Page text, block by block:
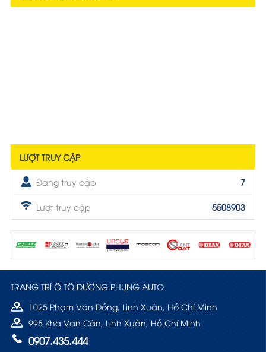
LƯỢT TRUY CẬP
Đang truy cập 7
Lượt truy cập 5508903
TRANG TRÍ Ô TÔ DƯƠNG PHỤNG AUTO
1025 Phạm Văn Đồng, Linh Xuân, Hồ Chí Minh
995 Kha Vạn Cân, Linh Xuân, Hồ Chí Minh
0907.435.444